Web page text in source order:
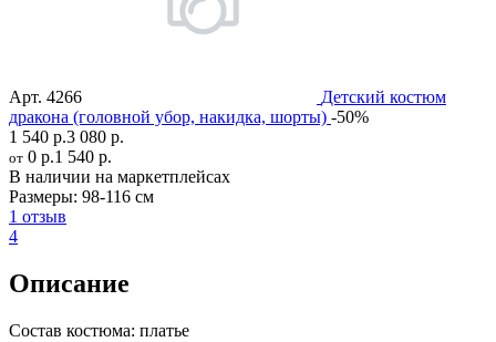
Арт. 4266
Детский костюм
дракона (головной убор, накидка, шорты) -50%
1 540 р.3 080 р.
от 0 р.1 540 р.
В наличии на маркетплейсах
Размеры: 98-116 см
1 отзыв
4
Описание
Состав костюма: платье